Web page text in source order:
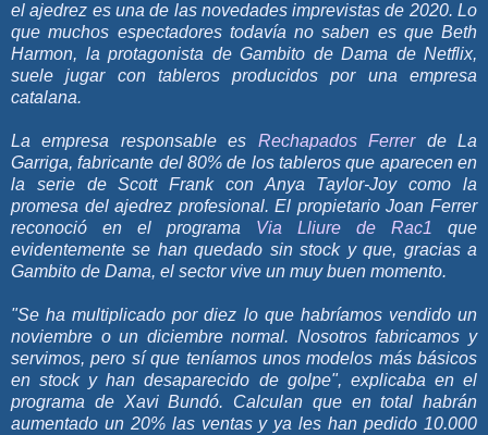
el ajedrez es una de las novedades imprevistas de 2020. Lo
que muchos espectadores todavía no saben es que Beth
Harmon, la protagonista de Gambito de Dama de Netflix,
suele jugar con tableros producidos por una empresa
catalana.
La empresa responsable es Rechapados Ferrerde La
Garriga, fabricante del 80% de los tableros que aparecen en
la serie de Scott Frank con Anya Taylor-Joy como la
promesa del ajedrez profesional. El propietario Joan Ferrer
reconoció en el programa Via Lliure de Rac1 que
evidentemente se han quedado sin stock y que, gracias a
Gambito de Dama, el sector vive un muy buen momento.
"Se ha multiplicado por diez lo que habríamos vendido un
noviembre o un diciembre normal. Nosotros fabricamos y
servimos, pero sí que teníamos unos modelos más básicos
en stock y han desaparecido de golpe", explicaba en el
programa de Xavi Bundó. Calculan que en total habrán
aumentado un 20% las ventas y ya les han pedido 10.000